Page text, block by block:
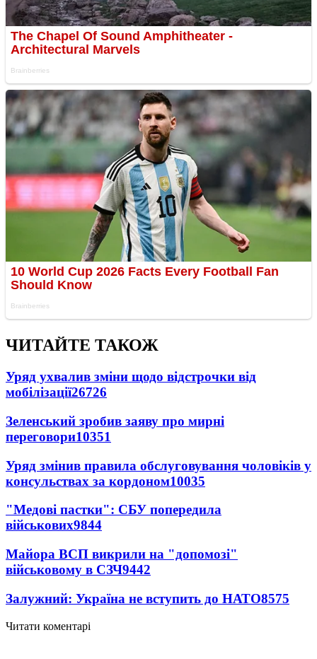
ЧИТАЙТЕ ТАКОЖ
Уряд ухвалив зміни щодо відстрочки від
мобілізації26726
Зеленський зробив заяву про мирні
переговори10351
Уряд змінив правила обслуговування чоловіків у
консульствах за кордоном10035
"Медові пастки": СБУ попередила
військових9844
Майора ВСП викрили на "допомозі"
військовому в СЗЧ9442
Залужний: Україна не вступить до НАТО8575
Читати коментарі